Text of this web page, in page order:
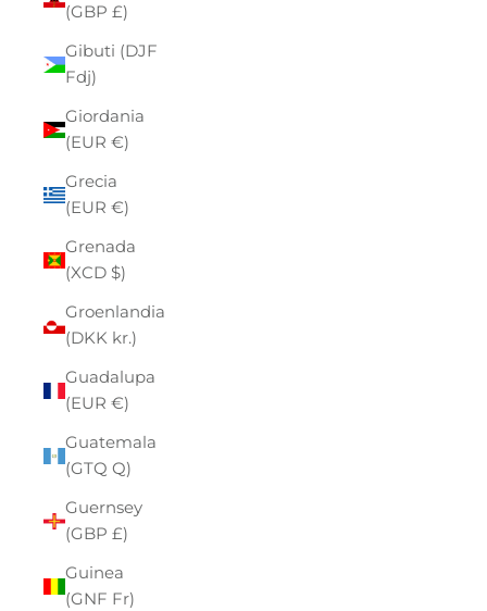
(GBP £)
Gibuti (DJF
Fdj)
Giordania
(EUR €)
Grecia
(EUR €)
Grenada
(XCD $)
Groenlandia
(DKK kr.)
Guadalupa
(EUR €)
Guatemala
(GTQ Q)
Guernsey
(GBP £)
Guinea
(GNF Fr)